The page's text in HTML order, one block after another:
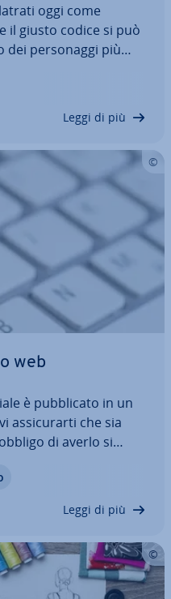
oggi come
il giusto codice si può
dei per­so­nag­gi più
i conti con i plagi,
Leggi di più
web
è pub­bli­ca­to in un
as­si­cu­rar­ti che sia
di averlo si
com­mer­cia­li, nei
Leggi di più